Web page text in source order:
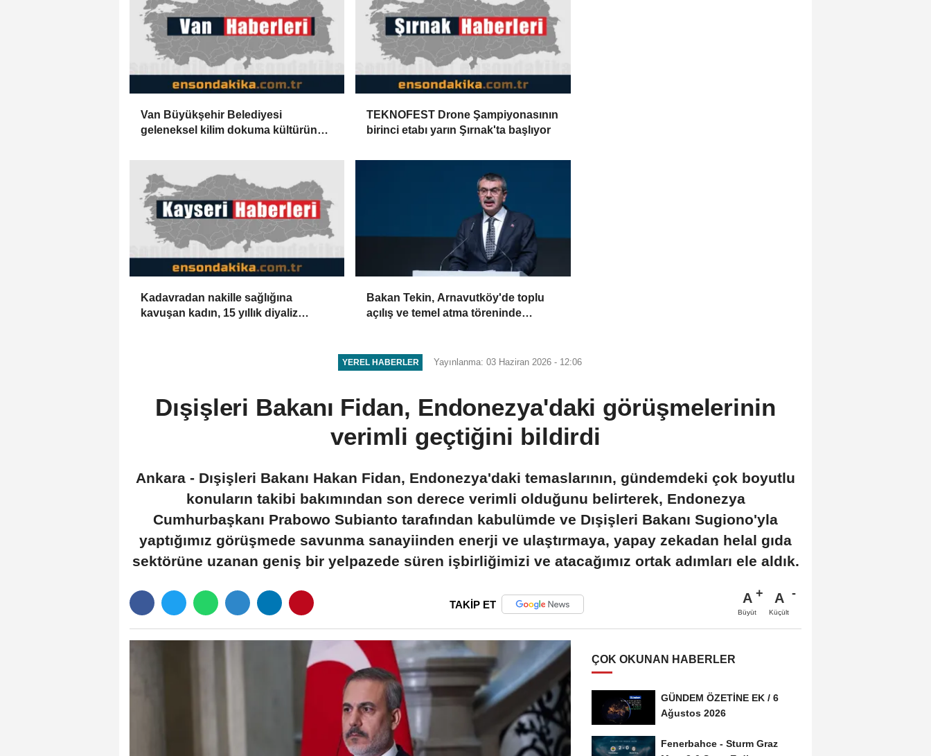
Van Büyükşehir Belediyesi
geleneksel kilim dokuma kültürünü
TEKNOFEST Drone Şampiyonasının
birinci etabı yarın Şırnak'ta başlıyor
Kadavradan nakille sağlığına
kavuşan kadın, 15 yıllık diyaliz
Bakan Tekin, Arnavutköy'de toplu
açılış ve temel atma töreninde
YEREL HABERLER Yayınlanma: 03 Haziran 2026 - 12:06
Dışişleri Bakanı Fidan, Endonezya'daki görüşmelerinin
verimli geçtiğini bildirdi
Ankara - Dışişleri Bakanı Hakan Fidan, Endonezya'daki temaslarının, gündemdeki çok boyutlu
konuların takibi bakımından son derece verimli olduğunu belirterek, Endonezya
Cumhurbaşkanı Prabowo Subianto tarafından kabulümde ve Dışişleri Bakanı Sugiono'yla
yaptığımız görüşmede savunma sanayiinden enerji ve ulaştırmaya, yapay zekadan helal gıda
sektörüne uzanan geniş bir yelpazede süren işbirliğimizi ve atacağımız ortak adımları ele aldık.
TAKİP ET A
Büyüt
A
Küçült
ÇOK OKUNAN HABERLER
GÜNDEM ÖZETİNE EK / 6
Ağustos 2026
Fenerbahce - Sturm Graz